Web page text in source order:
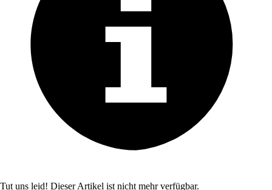
Tut uns leid! Dieser Artikel ist nicht mehr verfügbar.